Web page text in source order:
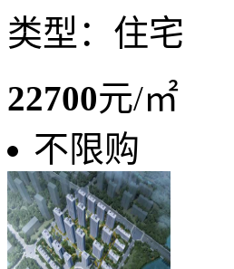
类型：住宅
22700元/㎡
不限购